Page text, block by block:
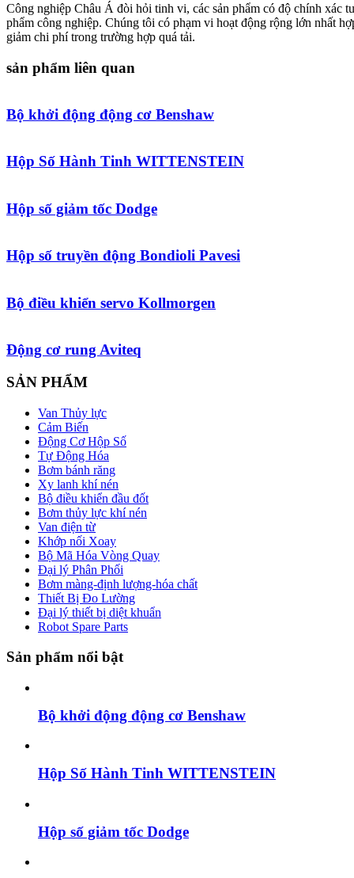
Công nghiệp Châu Á đòi hỏi tinh vi, các sản phẩm có độ chính xác
phẩm công nghiệp. Chúng tôi có phạm vi hoạt động rộng lớn nhất
giảm chi phí trong trường hợp quá tải.
sản phẩm liên quan
Bộ khởi động động cơ Benshaw
Hộp Số Hành Tinh WITTENSTEIN
Hộp số giảm tốc Dodge
Hộp số truyền động Bondioli Pavesi
Bộ điều khiển servo Kollmorgen
Động cơ rung Aviteq
SẢN PHẨM
Van Thủy lực
Cảm Biến
Động Cơ Hộp Số
Tự Động Hóa
Bơm bánh răng
Xy lanh khí nén
Bộ điều khiển đầu đốt
Bơm thủy lực khí nén
Van điện từ
Khớp nối Xoay
Bộ Mã Hóa Vòng Quay
Đại lý Phân Phối
Bơm màng-định lượng-hóa chất
Thiết Bị Đo Lường
Đại lý thiết bị diệt khuẩn
Robot Spare Parts
Sản phẩm nổi bật
Bộ khởi động động cơ Benshaw
Hộp Số Hành Tinh WITTENSTEIN
Hộp số giảm tốc Dodge